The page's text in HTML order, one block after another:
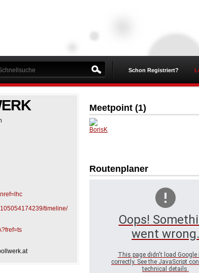
Schon Registriert?
timeline/
Meetpoint (1)
Routenplaner
Oops!
went wrong.
This page didn't load Google
correctly. See the JavaScript
technical details.